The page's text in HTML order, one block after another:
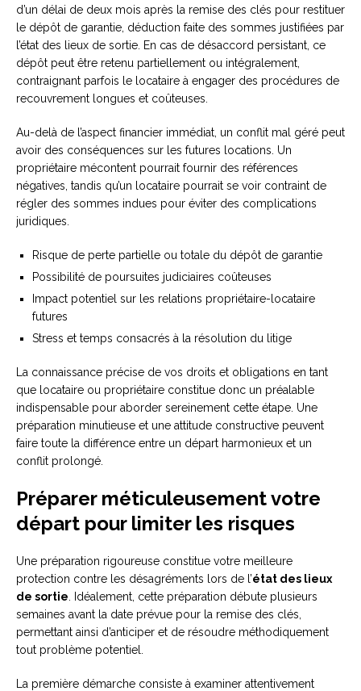
d’un délai de deux mois après la remise des clés pour restituer
le dépôt de garantie, déduction faite des sommes justifiées par
l’état des lieux de sortie. En cas de désaccord persistant, ce
dépôt peut être retenu partiellement ou intégralement,
contraignant parfois le locataire à engager des procédures de
recouvrement longues et coûteuses.
Au-delà de l’aspect financier immédiat, un conflit mal géré peut
avoir des conséquences sur les futures locations. Un
propriétaire mécontent pourrait fournir des références
négatives, tandis qu’un locataire pourrait se voir contraint de
régler des sommes indues pour éviter des complications
juridiques.
Risque de perte partielle ou totale du dépôt de garantie
Possibilité de poursuites judiciaires coûteuses
Impact potentiel sur les relations propriétaire-locataire
futures
Stress et temps consacrés à la résolution du litige
La connaissance précise de vos droits et obligations en tant
que locataire ou propriétaire constitue donc un préalable
indispensable pour aborder sereinement cette étape. Une
préparation minutieuse et une attitude constructive peuvent
faire toute la différence entre un départ harmonieux et un
conflit prolongé.
Préparer méticuleusement votre
départ pour limiter les risques
Une préparation rigoureuse constitue votre meilleure
protection contre les désagréments lors de l’état des lieux
de sortie. Idéalement, cette préparation débute plusieurs
semaines avant la date prévue pour la remise des clés,
permettant ainsi d’anticiper et de résoudre méthodiquement
tout problème potentiel.
La première démarche consiste à examiner attentivement